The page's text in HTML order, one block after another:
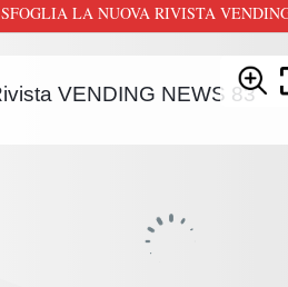
SFOGLIA LA NUOVA RIVISTA